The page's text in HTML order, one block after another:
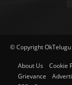
© Copyright
About Us Cookie
Grievance